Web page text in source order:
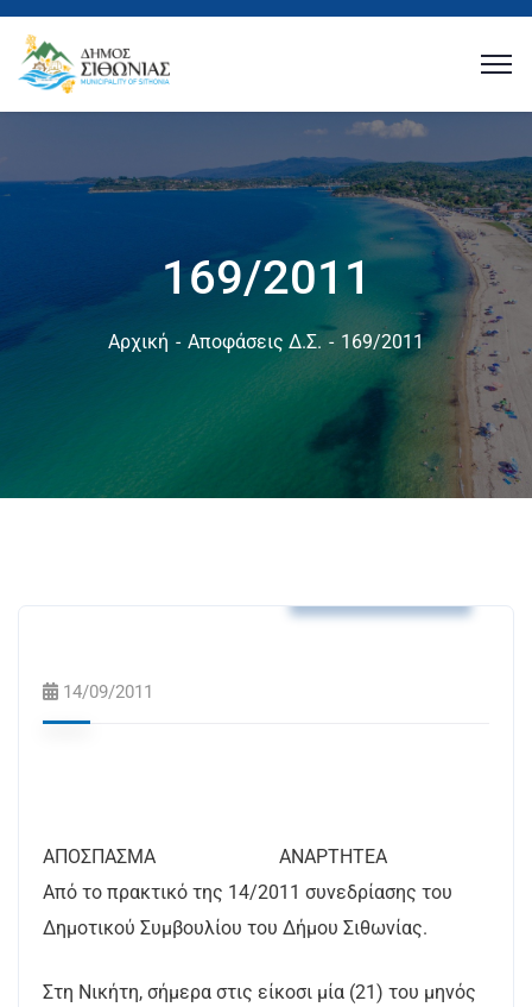
169/2011
Αρχική Αποφάσεις Δ.Σ. 169/2011
14/09/2011
ΑΠΟΣΠΑΣΜΑ ΑΝΑΡΤΗΤΕΑ
Από το πρακτικό της 14/2011 συνεδρίασης του
Δημοτικού Συμβουλίου του Δήμου Σιθωνίας.
Στη Νικήτη, σήμερα στις είκοσι μία (21) του μηνός